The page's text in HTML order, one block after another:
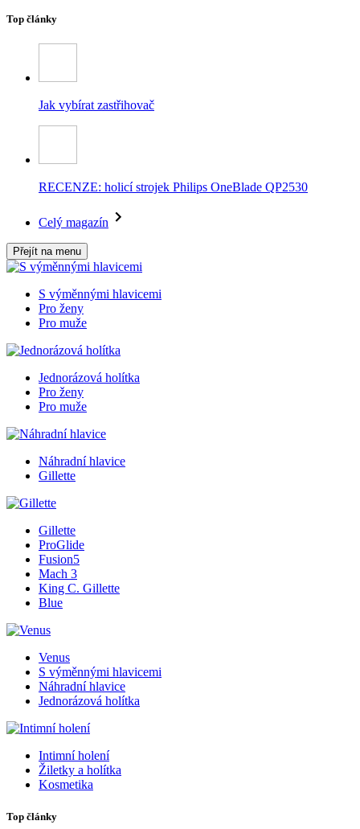
Top články
Jak vybírat zastřihovač
RECENZE: holicí strojek Philips OneBlade QP2530
Celý magazín
Přejít na menu
S výměnnými hlavicemi
Pro ženy
Pro muže
Jednorázová holítka
Pro ženy
Pro muže
Náhradní hlavice
Gillette
Gillette
ProGlide
Fusion5
Mach 3
King C. Gillette
Blue
Venus
S výměnnými hlavicemi
Náhradní hlavice
Jednorázová holítka
Intimní holení
Žiletky a holítka
Kosmetika
Top články